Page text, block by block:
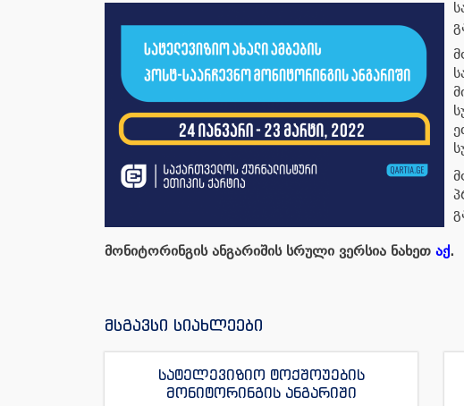
მონიტორინგის ანგარიშის სრული ვერსია ნახეთ აქ.
მსგავსი სიახლეები
სატელევიზიო ტოქშოუების
მონიტორინგის ანგარიში